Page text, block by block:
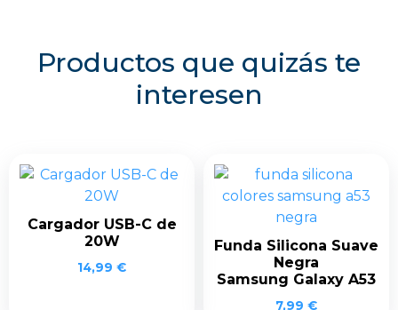
Productos que quizás te
interesen
Cargador USB-C de
20W
14,99 €
Funda Silicona Suave
Negra
Samsung Galaxy A53
7,99 €